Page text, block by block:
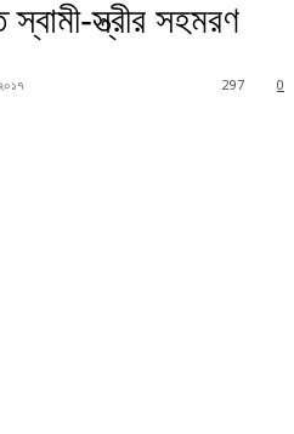
স্ত্রীর সহমরণ
0
297